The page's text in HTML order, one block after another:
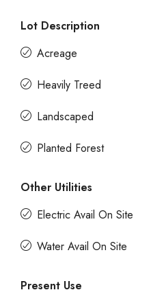
Lot Description
Acreage
Heavily Treed
Landscaped
Planted Forest
Other Utilities
Electric Avail On Site
Water Avail On Site
Present Use